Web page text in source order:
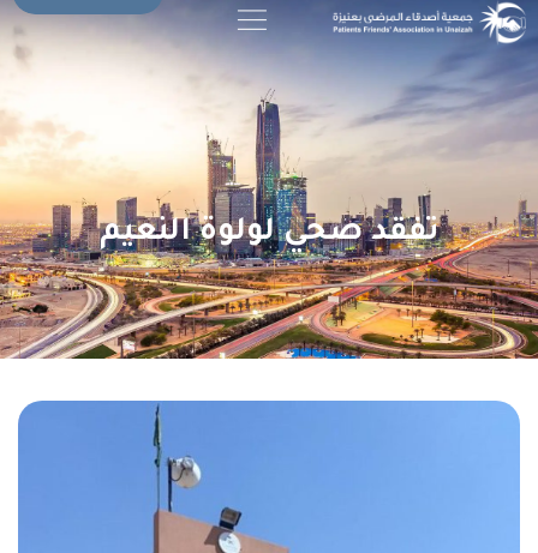
تفقد صحي لولوة النعيم